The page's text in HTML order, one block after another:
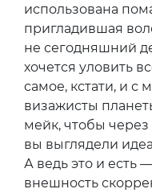
использована
пригладившая
не сегодняшний
хочется уловить
самое, кстати, и
визажисты
мейк, чтобы через
вы выглядели
А ведь это и есть
внешность